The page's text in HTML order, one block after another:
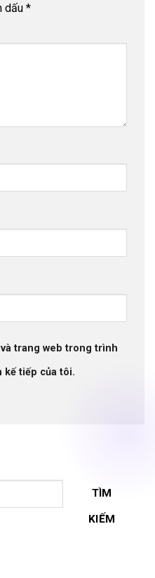
dấu *
trang web trong trình
kế tiếp của tôi.
TÌM
KIẾM